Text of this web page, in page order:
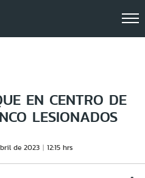
EN CENTRO DE
LESIONADOS
de 2023 12:15 hrs